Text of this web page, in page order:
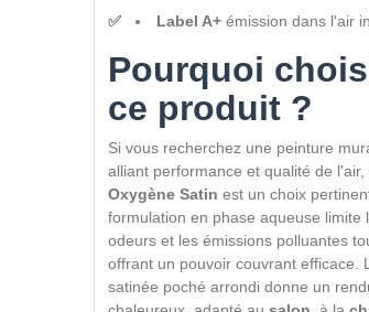
Label A+ émission dans l'air
Pourquoi
ce produit ?
Si vous recherchez une peinture
alliant performance et qualité de l'air,
Oxygène Satin est un choix
formulation en phase aqueuse limite
odeurs et les émissions polluantes
offrant un pouvoir couvrant efficace.
satinée poché arrondi donne un